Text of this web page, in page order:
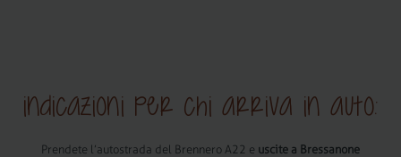
Indicazioni per chi arriva in auto:
Prendete l’autostrada del Brennero A22 e uscite a Bressanone